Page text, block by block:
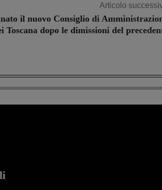
Articolo
il nuovo Consiglio di
Toscana dopo le dimissioni del